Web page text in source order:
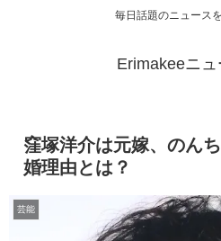
毎日話題のニュース
Erimakeeニ
窪塚洋介は元嫁、のん
婚理由とは？
芸能